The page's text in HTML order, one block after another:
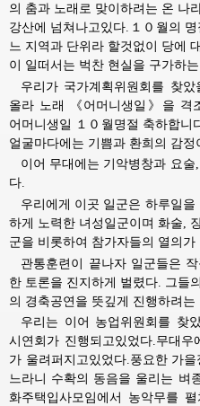
의 춤과 노래로 맞이하려는 온 나
강산에 넘쳐나고있다.１０월의
느 지역과 단위라 할것없이 당에
이 일떠서는 벅찬 현실을 구가하
우리가 국가계획위원회를 찾
올라 노래 《어머니생일》을 격
어머니생일 １０월명절 축하합니
얼굴마다에는 기쁨과 환희의 감정
이어 무대에는 기악병창과 요
다.
우리에게 이곳 일군은 하루일
하게 노력한 녀성일군이며 화술,
군을 비롯하여 참가자들의 열의
관통훈련이 끝나자 일군들은
한 토론을 진지하게 벌렸다. 그들
의 경축공연을 뜻깊게 진행하려
우리는 이어 농업위원회를 찾
시연회가 진행되고있었다.무대
가 울려퍼지고있었다.풍요한 가
느라니 수확의 동음을 울리는 벼
화주택입사모임에서 농악무를